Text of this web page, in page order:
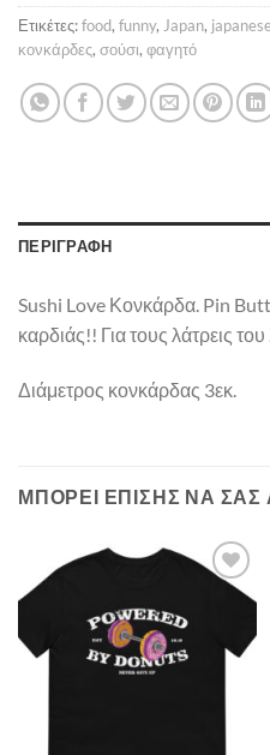
Ετικέτες:food, funny, Japan, japanese
κονκάρδες, σούσι, φαγητό
ΠΕΡΙΓΡΑΦΉ
Sushi Love Κονκάρδα. Pin
καρδιάς!! Για τους λάτρεις
Διάμετρος κονκάρδας 3εκ.
ΜΠΟΡΕΊ ΕΠΊΣΗΣ ΝΑ ΣΑΣ
Πρόσθήκη
στην λίστα
επιθυμιών